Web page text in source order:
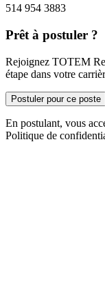
514 954 3883
Prêt à postuler ?
Rejoignez TOTEM
étape dans votre
Postuler pour ce poste
En postulant, vous
Politique de